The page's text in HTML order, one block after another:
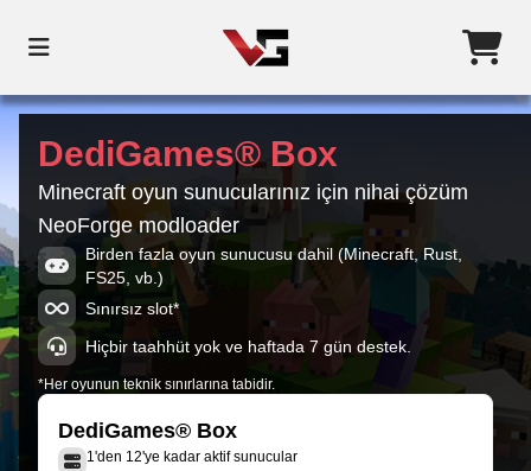
DediGames® Box
Minecraft oyun sunucularınız için nihai çözüm
NeoForge modloader
Birden fazla oyun sunucusu dahil (Minecraft, Rust,
FS25, vb.)
Sınırsız slot*
Hiçbir taahhüt yok ve haftada 7 gün destek.
*Her oyunun teknik sınırlarına tabidir.
DediGames® Box
1'den 12'ye kadar aktif sunucular